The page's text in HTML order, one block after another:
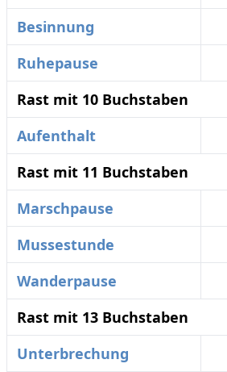
Besinnung
Ruhepause
Rast mit 10 Buchstaben
Aufenthalt
Rast mit 11 Buchstaben
Marschpause
Mussestunde
Wanderpause
Rast mit 13 Buchstaben
Unterbrechung